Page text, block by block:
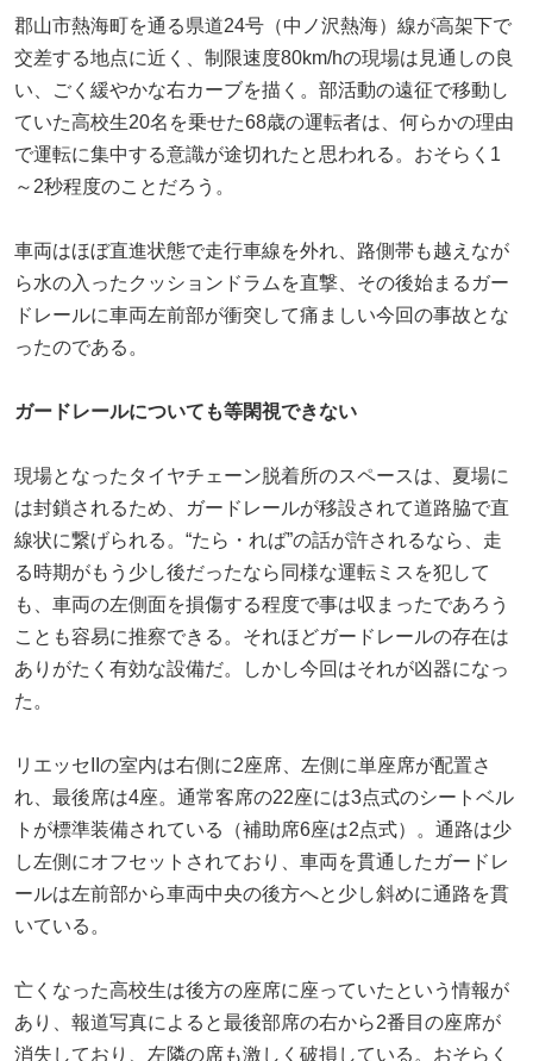
郡山市熱海町を通る県道24号（中ノ沢熱海）線が高架下で
交差する地点に近く、制限速度80km/hの現場は見通しの良
い、ごく緩やかな右カーブを描く。部活動の遠征で移動し
ていた高校生20名を乗せた68歳の運転者は、何らかの理由
で運転に集中する意識が途切れたと思われる。おそらく1
～2秒程度のことだろう。
車両はほぼ直進状態で走行車線を外れ、路側帯も越えなが
ら水の入ったクッションドラムを直撃、その後始まるガー
ドレールに車両左前部が衝突して痛ましい今回の事故とな
ったのである。
ガードレールについても等閑視できない
現場となったタイヤチェーン脱着所のスペースは、夏場に
は封鎖されるため、ガードレールが移設されて道路脇で直
線状に繋げられる。“たら・れば”の話が許されるなら、走
る時期がもう少し後だったなら同様な運転ミスを犯して
も、車両の左側面を損傷する程度で事は収まったであろう
ことも容易に推察できる。それほどガードレールの存在は
ありがたく有効な設備だ。しかし今回はそれが凶器になっ
た。
リエッセIIの室内は右側に2座席、左側に単座席が配置さ
れ、最後席は4座。通常客席の22座には3点式のシートベル
トが標準装備されている（補助席6座は2点式）。通路は少
し左側にオフセットされており、車両を貫通したガードレ
ールは左前部から車両中央の後方へと少し斜めに通路を貫
いている。
亡くなった高校生は後方の座席に座っていたという情報が
あり、報道写真によると最後部席の右から2番目の座席が
消失しており、左隣の席も激しく破損している。おそらく